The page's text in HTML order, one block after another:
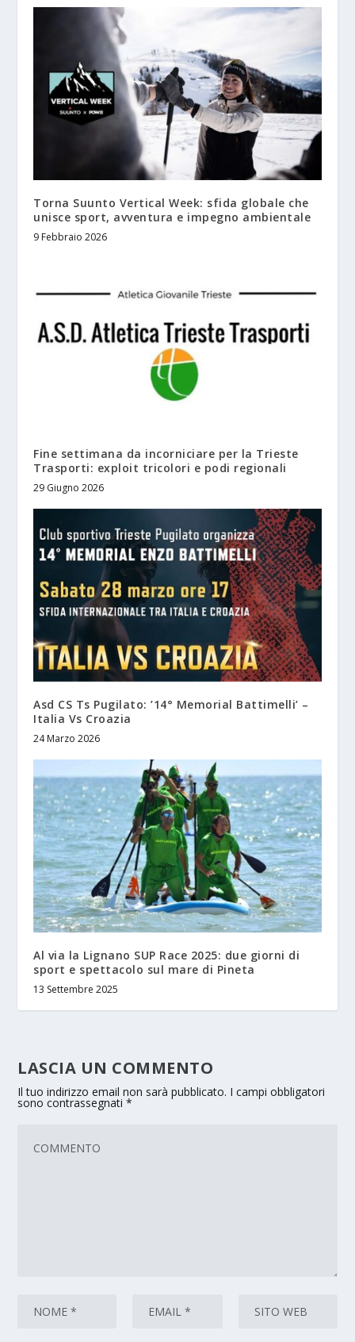
Torna Suunto Vertical Week: sfida globale che
unisce sport, avventura e impegno ambientale
9 Febbraio 2026
Fine settimana da incorniciare per la Trieste
Trasporti: exploit tricolori e podi regionali
29 Giugno 2026
Asd CS Ts Pugilato: ’14° Memorial Battimelli’ –
Italia Vs Croazia
24 Marzo 2026
Al via la Lignano SUP Race 2025: due giorni di
sport e spettacolo sul mare di Pineta
13 Settembre 2025
LASCIA UN COMMENTO
Il tuo indirizzo email non sarà pubblicato. I campi obbligatori
sono contrassegnati*